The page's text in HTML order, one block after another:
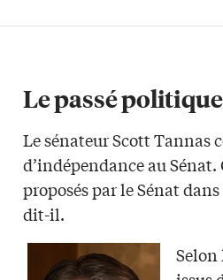
Le passé politique
Le sénateur Scott Tannas
d’indépendance au
proposés par le Sénat
dit-il.
Selon